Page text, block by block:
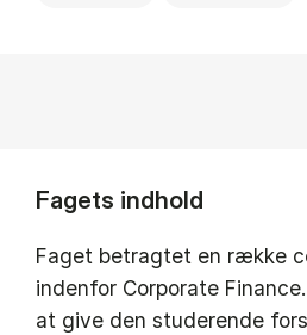
Fagets indhold
Faget betragtet en række
indenfor Corporate
at give den studerende